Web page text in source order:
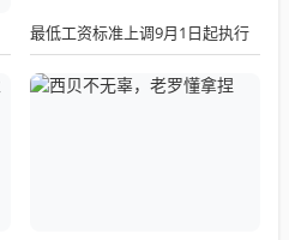
最低工资标准上调9月1日起执行